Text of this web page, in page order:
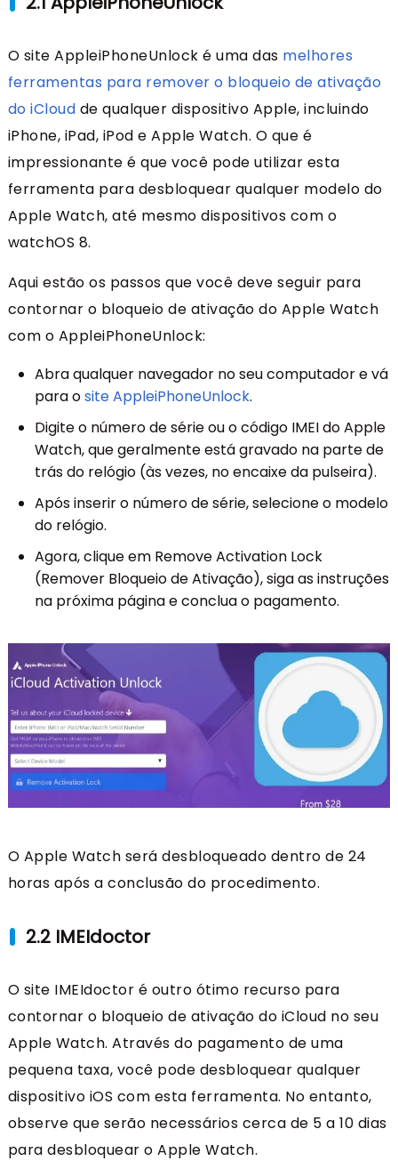
O site AppleiPhoneUnlock é uma das melhores
ferramentas para remover o bloqueio de ativação
do iCloud de qualquer dispositivo Apple, incluindo
iPhone, iPad, iPod e Apple Watch. O que é
impressionante é que você pode utilizar esta
ferramenta para desbloquear qualquer modelo do
Apple Watch, até mesmo dispositivos com o
watchOS 8.
Aqui estão os passos que você deve seguir para
contornar o bloqueio de ativação do Apple Watch
com o AppleiPhoneUnlock:
Abra qualquer navegador no seu computador e vá
para osite AppleiPhoneUnlock.
Digite o número de série ou o código IMEI do Apple
Watch, que geralmente está gravado na parte de
trás do relógio (às vezes, no encaixe da pulseira).
Após inserir o número de série, selecione o modelo
do relógio.
Agora, clique em Remove Activation Lock
(Remover Bloqueio de Ativação), siga as instruções
na próxima página e conclua o pagamento.
O Apple Watch será desbloqueado dentro de 24
horas após a conclusão do procedimento.
2.2 IMEIdoctor
O site IMEIdoctor é outro ótimo recurso para
contornar o bloqueio de ativação do iCloud no seu
Apple Watch. Através do pagamento de uma
pequena taxa, você pode desbloquear qualquer
dispositivo iOS com esta ferramenta. No entanto,
observe que serão necessários cerca de 5 a 10 dias
para desbloquear o Apple Watch.